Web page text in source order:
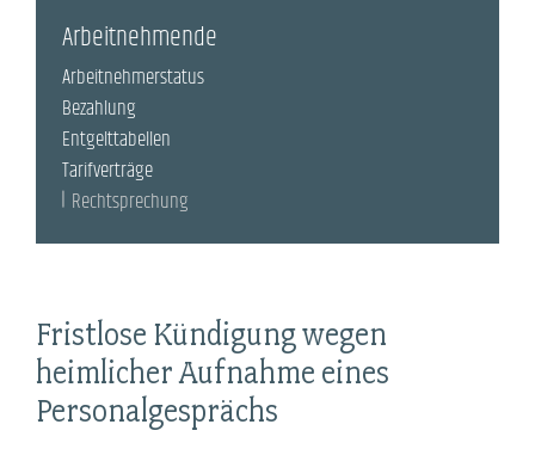
Fristlose Kündigung wegen
heimlicher Aufnahme eines
Personalgesprächs
Arbeitnehmende
Arbeitnehmerstatus
Bezahlung
Entgelttabellen
Tarifverträge
Rechtsprechung